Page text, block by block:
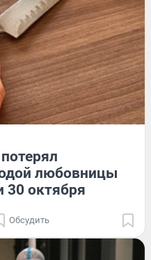
любовницы
30 октября
Обсудить